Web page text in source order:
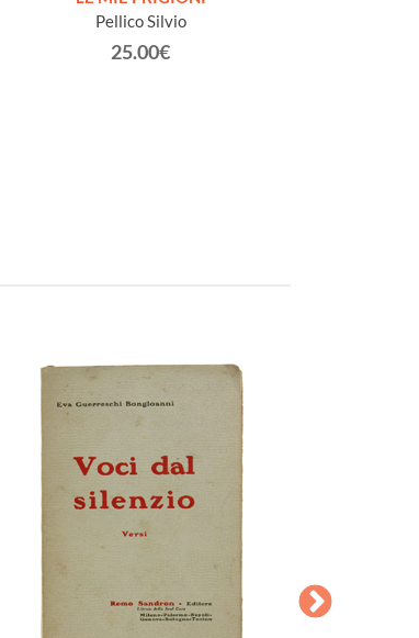
Pellico Silvio
25.00€